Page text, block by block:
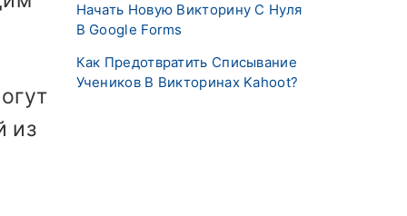
из
Начать Новую Викторину С Нуля
В Google Forms
Как Предотвратить Списывание
Учеников В Викторинах Kahoot?